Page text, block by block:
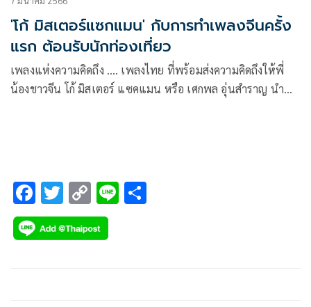
'โก้ มิสเตอร์แซกแมน' กับการทำเพลงจีนครั้ง
แรก ต้อนรับนักท่องเที่ยว
เพลงแห่งความคิดถึง …. เพลงไทย ที่พร้อมส่งความคิดถึงให้พี่
น้องชาวจีน โก้ มิสเตอร์ แซคแมน หรือ เศกพล อุ่นสำราญ นำ
ที่กำลังหลั่งไหลมาเที่ยวประเทศไทย
F
ac
e
T
wi
tt
C
o
p
Li